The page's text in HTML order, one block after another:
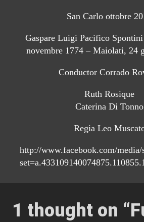
San Carlo ottobre
Gaspare Luigi Pacifico
novembre 1774 – Maiolati, 24
Conductor Corrado
Ruth Rosique
Caterina Di Tonno
Regia Leo
http://www.facebook.com/media/
1 thought on “